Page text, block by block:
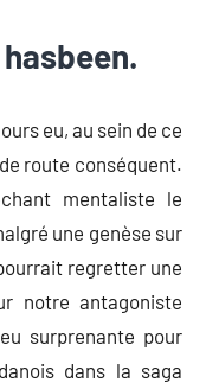
eu, au sein de ce
route conséquent.
mentaliste le
une genèse sur
regretter une
notre antagoniste
surprenante pour
dans la saga